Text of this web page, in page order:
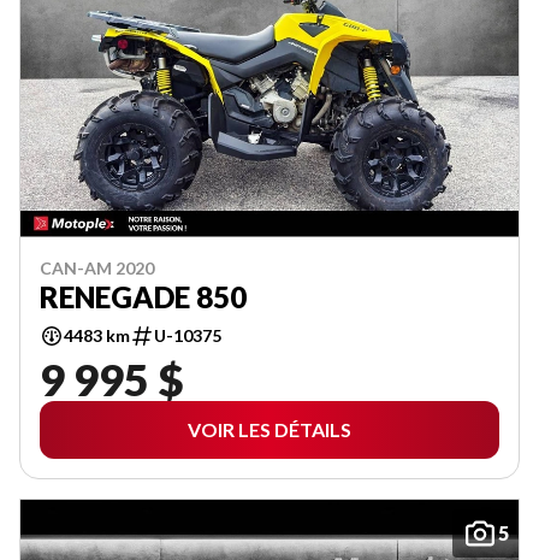
CAN-AM 2020
RENEGADE 850
4483 km U-10375
9 995 $
VOIR LES DÉTAILS
5